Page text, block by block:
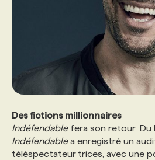
Des fictions millionnaires
Indéfendablefera son retour. Du
Indéfendablea enregistré un
téléspectateur·trices, avec une